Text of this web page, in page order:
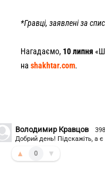
*Гравці, заявлені за
Нагадаємо, 10 липня
наshakhtar.com.